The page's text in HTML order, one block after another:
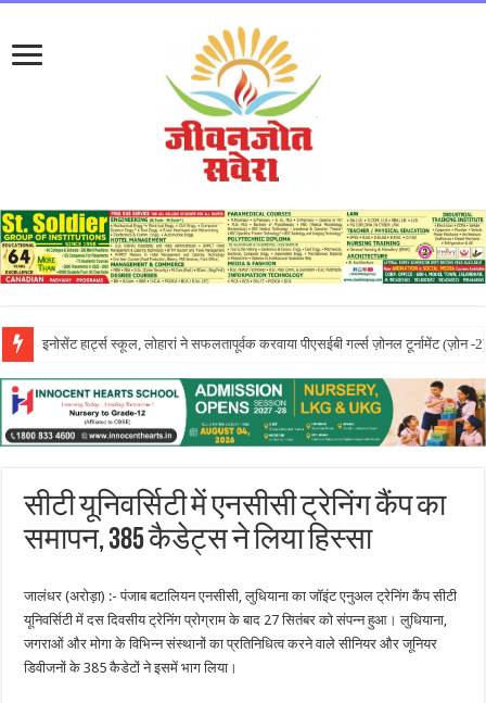
लायलपुर खालसा कॉलेज फॉर विमेन, जालंधर की पूनम ने GNDU यूनिवर्सिटी एग्जाम में चौथा
सीटी यूनिवर्सिटी में एनसीसी ट्रेनिंग कैंप का
समापन, 385 कैडेट्स ने लिया हिस्सा
जालंधर (अरोड़ा) :- पंजाब बटालियन एनसीसी, लुधियाना का जॉइंट एनुअल ट्रेनिंग कैंप सीटी
यूनिवर्सिटी में दस दिवसीय ट्रेनिंग प्रोग्राम के बाद 27 सितंबर को संपन्न हुआ। लुधियाना,
जगराओं और मोगा के विभिन्न संस्थानों का प्रतिनिधित्व करने वाले सीनियर और जूनियर
डिवीजनों के 385 कैडेटों ने इसमें भाग लिया।